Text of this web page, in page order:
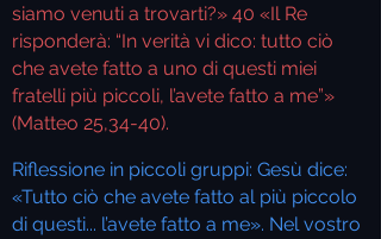
siamo venuti a trovarti?» 40 «Il Re
risponderà: “In verità vi dico: tutto ciò
che avete fatto a uno di questi miei
fratelli più piccoli, l’avete fatto a me”»
(Matteo 25,34-40).
Riflessione in piccoli gruppi: Gesù dice:
«Tutto ciò che avete fatto al più piccolo
di questi... l’avete fatto a me». Nel vostro